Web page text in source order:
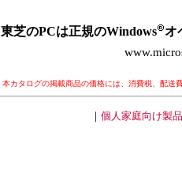
東芝のPCは正規のWindows オ
本カタログの掲載商品の価格には、消費税、配送
｜ 個人家庭向け製